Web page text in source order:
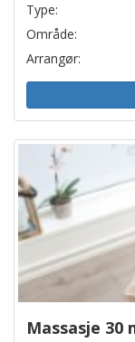
Type:
Område:
Arrangør:
Massasje